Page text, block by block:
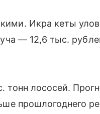
Икра кеты
— 12,6 тыс.
лососей.
прошлогоднего